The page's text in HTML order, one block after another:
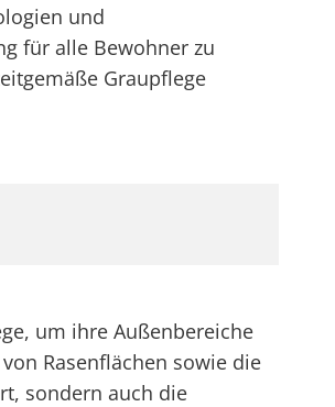
und
für alle Bewohner zu
Graupflege
um ihre Außenbereiche
Rasenflächen sowie die
sondern auch die